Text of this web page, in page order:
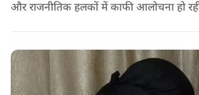
और राजनीतिक हलकों में काफी आलोचना हो